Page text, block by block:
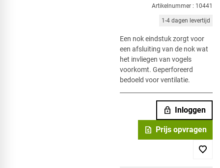
Artikelnummer : 10441
1-4 dagen levertijd
Een nok eindstuk zorgt voor
een afsluiting van de nok wat
het invliegen van vogels
voorkomt. Geperforeerd
bedoeld voor ventilatie.
lock Inloggen
request_quote Prijs opvragen